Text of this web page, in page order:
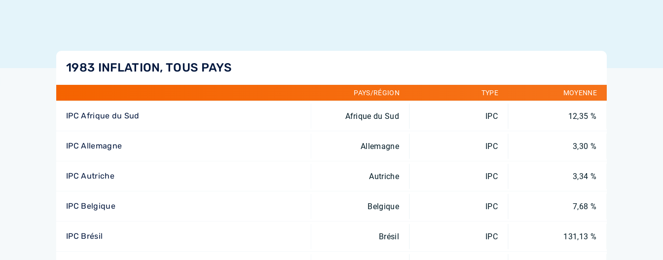
1983 INFLATION, TOUS PAYS
PAYS/RÉGION TYPE MOYENNE
IPC Afrique du Sud Afrique du Sud IPC 12,35 %
IPC Allemagne Allemagne IPC 3,30 %
IPC Autriche Autriche IPC 3,34 %
IPC Belgique Belgique IPC 7,68 %
IPC Brésil Brésil IPC 131,13 %